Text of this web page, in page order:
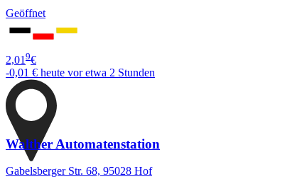
Geöffnet
2,01 9€
-0,01 € heute vor etwa 2 Stunden
Walther Automatenstation
Gabelsberger Str. 68, 95028 Hof